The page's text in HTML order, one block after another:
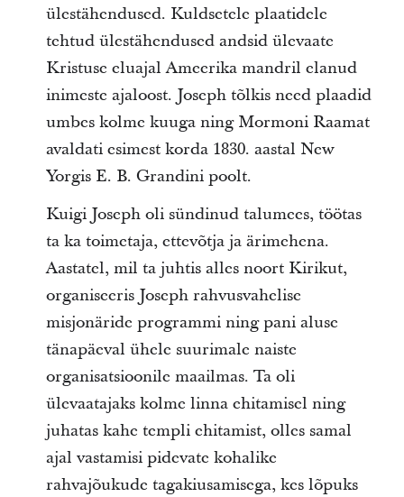
ülestähendused. Kuldsetele plaatidele
tehtud ülestähendused andsid ülevaate
Kristuse eluajal Ameerika mandril elanud
inimeste ajaloost. Joseph tõlkis need plaadid
umbes kolme kuuga ning Mormoni Raamat
avaldati esimest korda 1830. aastal New
Yorgis E. B. Grandini poolt.
Kuigi Joseph oli sündinud talumees, töötas
ta ka toimetaja, ettevõtja ja ärimehena.
Aastatel, mil ta juhtis alles noort Kirikut,
organiseeris Joseph rahvusvahelise
misjonäride programmi ning pani aluse
tänapäeval ühele suurimale naiste
organisatsioonile maailmas. Ta oli
ülevaatajaks kolme linna ehitamisel ning
juhatas kahe templi ehitamist, olles samal
ajal vastamisi pidevate kohalike
rahvajõukude tagakiusamisega, kes lõpuks